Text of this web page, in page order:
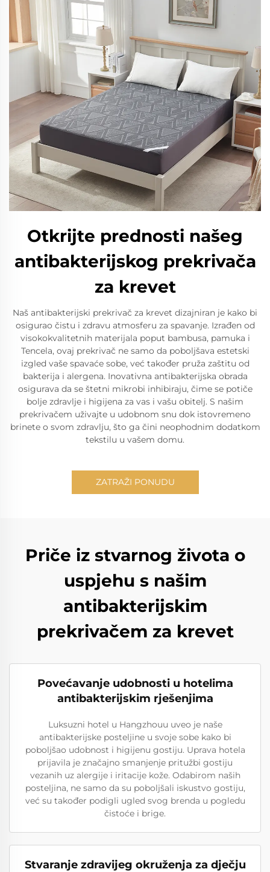
Otkrijte prednosti našeg
antibakterijskog prekrivača
za krevet
Naš antibakterijski prekrivač za krevet dizajniran je kako bi
osigurao čistu i zdravu atmosferu za spavanje. Izrađen od
visokokvalitetnih materijala poput bambusa, pamuka i
Tencela, ovaj prekrivač ne samo da poboljšava estetski
izgled vaše spavaće sobe, već također pruža zaštitu od
bakterija i alergena. Inovativna antibakterijska obrada
osigurava da se štetni mikrobi inhibiraju, čime se potiče
bolje zdravlje i higijena za vas i vašu obitelj. S našim
prekrivačem uživajte u udobnom snu dok istovremeno
brinete o svom zdravlju, što ga čini neophodnim dodatkom
tekstilu u vašem domu.
ZATRAŽI PONUDU
Priče iz stvarnog života o
uspjehu s našim
antibakterijskim
prekrivačem za krevet
Povećavanje udobnosti u hotelima
antibakterijskim rješenjima
Luksuzni hotel u Hangzhouu uveo je naše
antibakterijske posteljine u svoje sobe kako bi
poboljšao udobnost i higijenu gostiju. Uprava hotela
prijavila je značajno smanjenje pritužbi gostiju
vezanih uz alergije i iritacije kože. Odabirom naših
posteljina, ne samo da su poboljšali iskustvo gostiju,
već su također podigli ugled svog brenda u pogledu
čistoće i brige.
Stvaranje zdravijeg okruženja za dječju